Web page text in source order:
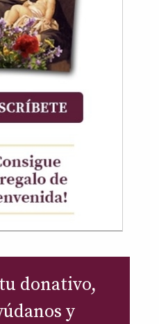
donativo,
y